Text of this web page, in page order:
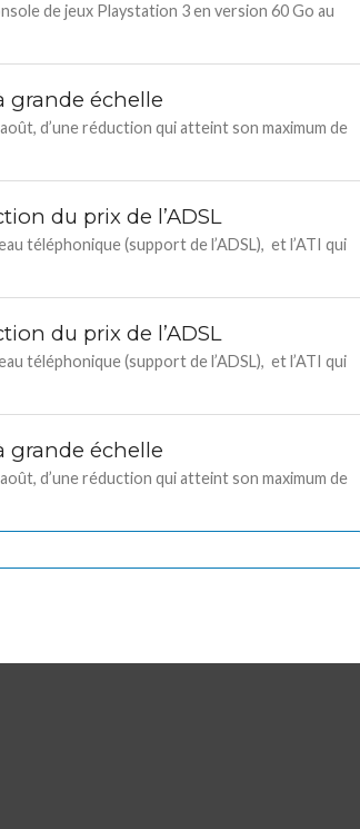
de jeux Playstation 3 en version 60 Go au
grande échelle
d’une réduction qui atteint son maximum de
du prix de l’ADSL
téléphonique (support de l’ADSL), et l’ATI qui
du prix de l’ADSL
téléphonique (support de l’ADSL), et l’ATI qui
grande échelle
d’une réduction qui atteint son maximum de